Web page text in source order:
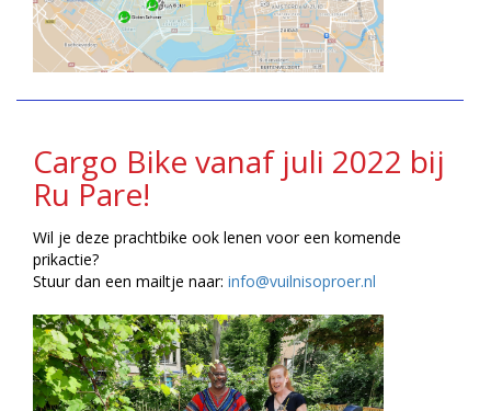
Cargo Bike vanaf juli 2022 bij
Ru Pare!
Wil je deze prachtbike ook lenen voor een komende
prikactie?
Stuur dan een mailtje naar: info@vuilnisoproer.nl